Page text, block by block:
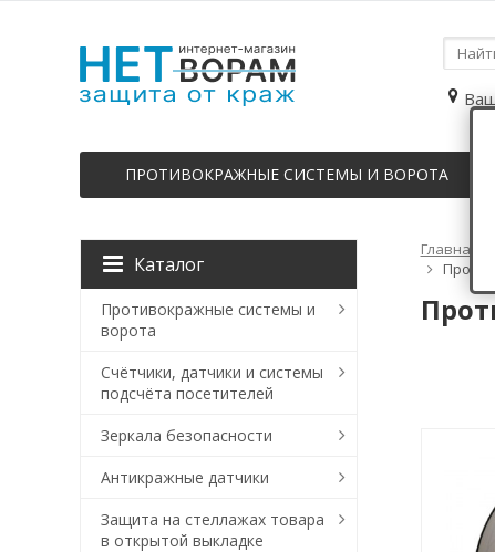
ПРОТИВОКРАЖНЫЕ СИСТЕМЫ И ВОРОТА
Главная
Каталог
Противокражные системы и
ворота
Счётчики, датчики и системы
подсчёта посетителей
Зеркала безопасности
Антикражные датчики
Защита на стеллажах товара
в открытой выкладке